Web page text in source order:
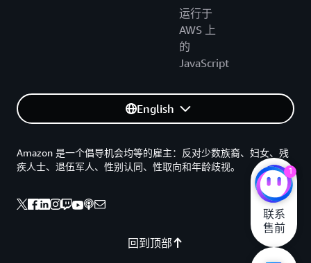
运行于
AWS 上
的
JavaScript
English
回到顶部
Amazon 是一个倡导机会均等的雇主：反对少数族裔、妇女、残
疾人士、退伍军人、性别认同、性取向和年龄歧视。
1
联系
售前